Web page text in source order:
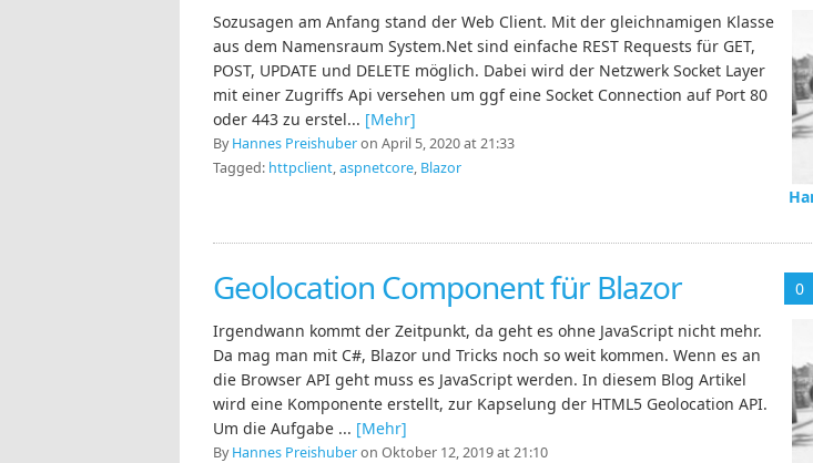
Sozusagen am Anfang stand der Web Client. Mit der gleichnamigen Klasse
aus dem Namensraum System.Net sind einfache REST Requests für GET,
POST, UPDATE und DELETE möglich. Dabei wird der Netzwerk Socket Layer
mit einer Zugriffs Api versehen um ggf eine Socket Connection auf Port 80
oder 443 zu erstel... [Mehr]
ByHannes Preishuberon April 5, 2020 at 21:33
Tagged: httpclient,aspnetcore, Blazor
Geolocation Component für Blazor 0
Irgendwann kommt der Zeitpunkt, da geht es ohne JavaScript nicht mehr.
Da mag man mit C#, Blazor und Tricks noch so weit kommen. Wenn es an
die Browser API geht muss es JavaScript werden. In diesem Blog Artikel
wird eine Komponente erstellt, zur Kapselung der HTML5 Geolocation API.
Um die Aufgabe ... [Mehr]
ByHannes Preishuberon Oktober 12, 2019 at 21:10